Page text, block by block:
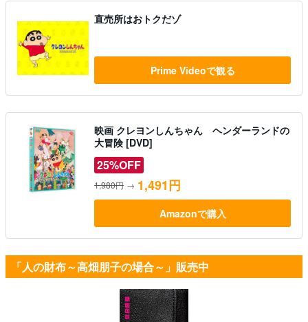
直売所はおトクだゾ
Prime Videoで観る
映画 クレヨンしんちゃん ヘンダーランドの
大冒険 [DVD]
25%OFF
1,980円 → 1,491円
Amazonで購入
「人の財布～高畑朋子の場合～」販売中